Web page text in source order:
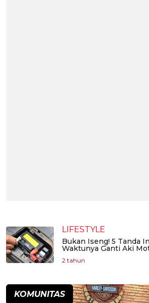
LIFESTYLE
Bukan Iseng! 5 Tanda
Waktunya Ganti Aki
2 tahun
KOMUNITAS